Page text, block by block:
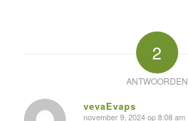
2
ANTWOORDEN
vevaEvaps
november 9, 2024 op 8:08 am